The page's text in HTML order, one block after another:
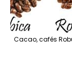
Cacao, cafés